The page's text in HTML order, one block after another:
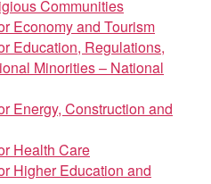
Communities
Economy and Tourism
Education, Regulations,
Minorities – National
Energy, Construction and
Health Care
Higher Education and